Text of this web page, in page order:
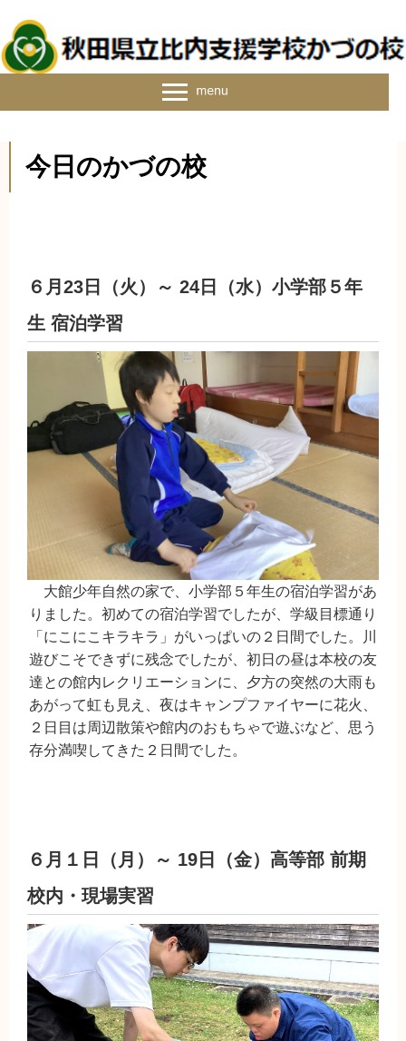
今日のかづの校
６月23日（火）～ 24日（水）小学部５年
生 宿泊学習
大館少年自然の家で、小学部５年生の宿泊学習があ
りました。初めての宿泊学習でしたが、学級目標通り
「にこにこキラキラ」がいっぱいの２日間でした。川
遊びこそできずに残念でしたが、初日の昼は本校の友
達との館内レクリエーションに、夕方の突然の大雨も
あがって虹も見え、夜はキャンプファイヤーに花火、
２日目は周辺散策や館内のおもちゃで遊ぶなど、思う
存分満喫してきた２日間でした。
６月１日（月）～ 19日（金）高等部 前期
校内・現場実習